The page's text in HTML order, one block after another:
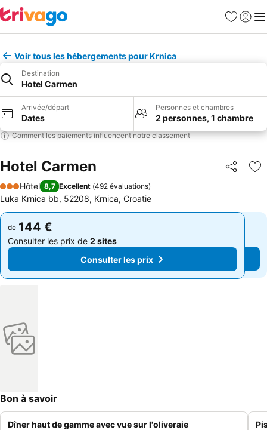
Favoris
Se
Voir tous les hébergements pour Krnica
Destination
Hotel Carmen
Arrivée/départ
Dates
Personnes et chambres
2 personnes, 1 chambre
Comment les paiements influencent notre classement
Hotel Carmen Partager
3 Étoiles
Hôtel 8,7 Excellent (492 évaluations)
Luka Krnica bb, 52208, Krnica, Croatie
de 144 €
Consulter les prix de 2 sites
Consulter les prix
de 144 €
Consulter les prix de 2 sites
Consulter les prix
Bon à savoir
Dîner haut de gamme avec vue sur l'oliveraie